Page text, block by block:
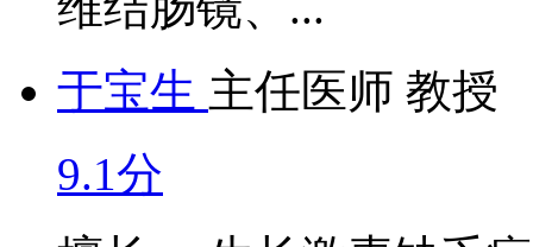
于宝生 主任医师 教授
9.1分